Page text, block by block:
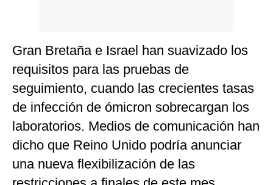
Gran Bretaña e Israel han suavizado los
requisitos para las pruebas de
seguimiento, cuando las crecientes tasas
de infección de ómicron sobrecargan los
laboratorios. Medios de comunicación han
dicho que Reino Unido podría anunciar
una nueva flexibilización de las